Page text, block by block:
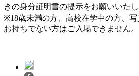
きの身分証明書の提示をお願いいたし
※18歳未満の方、高校在学中の方、
お持ちでない方はご入場できません。